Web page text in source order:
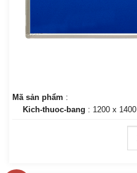
Mã sản phẩm :
Kich-thuoc-bang : 1200 x 1400